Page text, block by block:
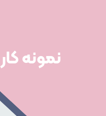
نمونه کار ۱ – لپ تاپ